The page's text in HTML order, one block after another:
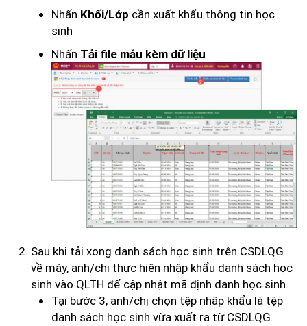
Nhấn Khối/Lớp cần xuất khẩu thông tin học
sinh
Nhấn Tải file mẫu kèm dữ liệu
Sau khi tải xong danh sách học sinh trên CSDLQG
về máy, anh/chị thực hiện nhập khẩu danh sách học
sinh vào QLTH để cập nhật mã định danh học sinh.
Tại bước 3, anh/chị chọn tệp nhâp khẩu là tệp
danh sách học sinh vừa xuất ra từ CSDLQG.